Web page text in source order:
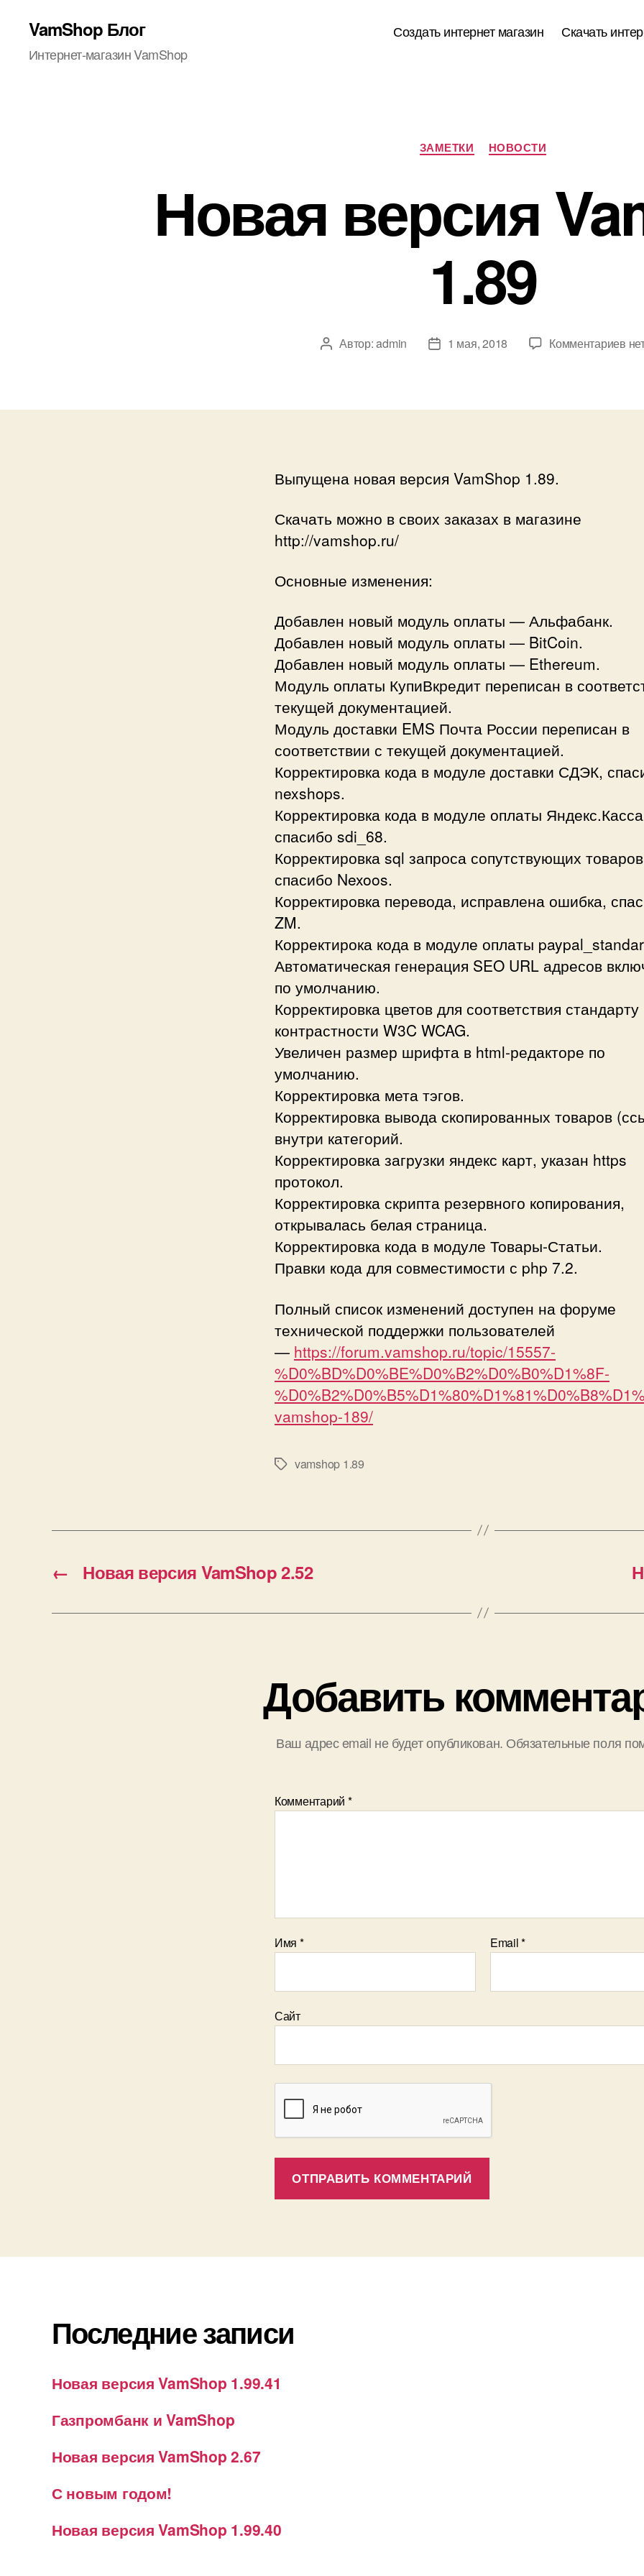
VamShop Блог
Интернет-магазин VamShop
Создать интернет магазин Скачать
Рубрики
ЗАМЕТКИ НОВОСТИ
Новая версия
1.89
Автор
Автор:admin
Дата1 мая, 2018 Комментариевк
Выпущена новая версия VamShop 1.89.
Скачать можно в своих заказах в магазине
http://vamshop.ru/
Основные изменения:
Добавлен новый модуль оплаты — Альфабанк.
Добавлен новый модуль оплаты — BitCoin.
Добавлен новый модуль оплаты — Ethereum.
Модуль оплаты КупиВкредит переписан в
текущей документацией.
Модуль доставки EMS Почта России переписан в
соответствии с текущей документацией.
Корректировка кода в модуле доставки СДЭК,
nexshops.
Корректировка кода в модуле оплаты
спасибо sdi_68.
Корректировка sql запроса сопутствующих
спасибо Nexoos.
Корректировка перевода, исправлена ошибка,
ZM.
Корректирока кода в модуле оплаты
Автоматическая генерация SEO URL адресов
по умолчанию.
Корректировка цветов для соответствия стандарту
контрастности W3C WCAG.
Увеличен размер шрифта в html-редакторе по
умолчанию.
Корректировка мета тэгов.
Корректировка вывода скопированных товаров
внутри категорий.
Корректировка загрузки яндекс карт, указан https
протокол.
Корректировка скрипта резервного копирования,
открывалась белая страница.
Корректировка кода в модуле Товары-Статьи.
Правки кода для совместимости с php 7.2.
Полный список изменений доступен на форуме
технической поддержки пользователей
— https://forum.vamshop.ru/topic/15557-
%D0%BD%D0%BE%D0%B2%D0%B0%D1%8F-
vamshop-189/
Меткиvamshop 1.89
← Новая версия VamShop 2.52
Добавить
Ваш адрес email не будет опубликован. Обязательные поля
Комментарий *
Имя * Email*
Сайт
Последние записи
Новая версия VamShop 1.99.41
Газпромбанк и VamShop
Новая версия VamShop 2.67
С новым годом!
Новая версия VamShop 1.99.40